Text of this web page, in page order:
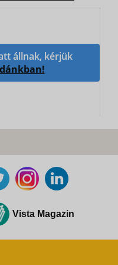
állnak, kérjük
Vista Magazin